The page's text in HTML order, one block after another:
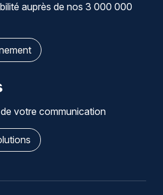
auprès de nos 3 000 000
votre communication